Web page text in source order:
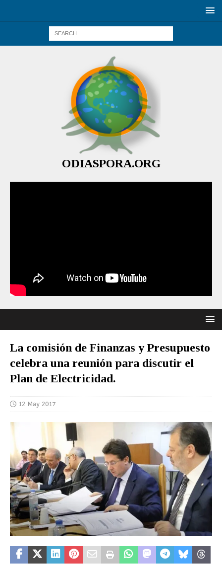
ODIASPORA.ORG
La comisión de Finanzas y Presupuesto
celebra una reunión para discutir el
Plan de Electricidad.
12 May 2017